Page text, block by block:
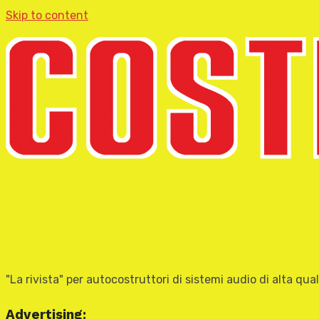
Skip to content
"La rivista" per autocostruttori di sistemi audio di alta
Advertising: